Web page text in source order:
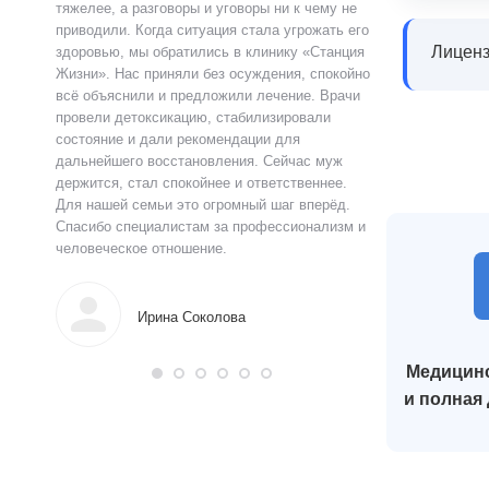
тяжелее, а разговоры и уговоры ни к чему не
приводили. Когда ситуация стала угрожать его
здоровью, мы обратились в клинику «Станция
Жизни». Нас приняли без осуждения, спокойно
всё объяснили и предложили лечение. Врачи
провели детоксикацию, стабилизировали
состояние и дали рекомендации для
дальнейшего восстановления. Сейчас муж
держится, стал спокойнее и ответственнее.
Для нашей семьи это огромный шаг вперёд.
Спасибо специалистам за профессионализм и
человеческое отношение.
Ирина Соколова
полностью
страшно и
выслушал,
прошло
и полная